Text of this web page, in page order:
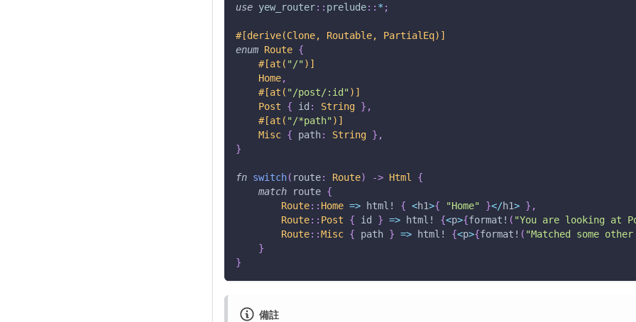
use yew_router:: prelude:: * ;
#[derive(Clone, Routable, PartialEq)]
enum Route {
#[at( "/" )]
Home,
#[at( "/post/:id" )]
Post
{ id : String } ,
#[at( "/*path" )]
Misc { path: String } ,
}
fn switch( route: Route) -> Html
{
match route {
Route:: Home => html! { <h1>{ "Home" }</h1> } ,
Route:: Post { id } => html! {<p>{format! ( "You are looking at
Route::Misc { path } => html! {<p>{format! ( "Matched some
}
}
備註